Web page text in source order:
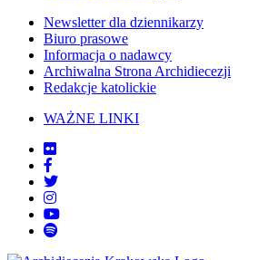
Newsletter dla dziennikarzy
Biuro prasowe
Informacja o nadawcy
Archiwalna Strona Archidiecezji
Redakcje katolickie
WAŻNE LINKI